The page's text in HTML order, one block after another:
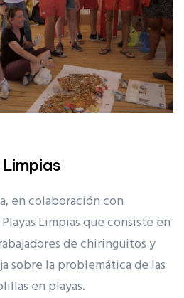
en colaboración con
Limpias que consiste en
de chiringuitos y
sobre la problemática de las
en playas.